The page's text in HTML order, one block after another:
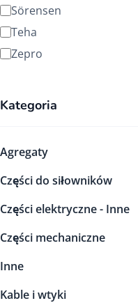
Sörensen
Teha
Zepro
Kategoria
Agregaty
Części do siłowników
Części elektryczne - Inne
Części mechaniczne
Inne
Kable i wtyki